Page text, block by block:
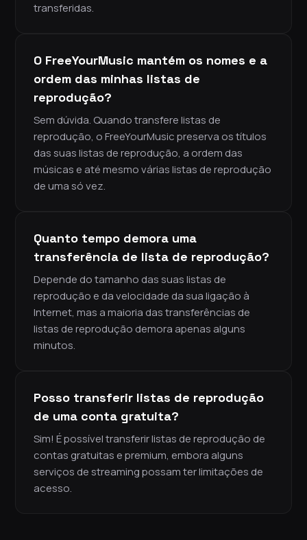
transferidas.
O FreeYourMusic mantém os nomes e a
ordem das minhas listas de
reprodução?
Sem dúvida. Quando transfere listas de
reprodução, o FreeYourMusic preserva os títulos
das suas listas de reprodução, a ordem das
músicas e até mesmo várias listas de reprodução
de uma só vez.
Quanto tempo demora uma
transferência de lista de reprodução?
Depende do tamanho das suas listas de
reprodução e da velocidade da sua ligação à
Internet, mas a maioria das transferências de
listas de reprodução demora apenas alguns
minutos.
Posso transferir listas de reprodução
de uma conta gratuita?
Sim! É possível transferir listas de reprodução de
contas gratuitas e premium, embora alguns
serviços de streaming possam ter limitações de
acesso.